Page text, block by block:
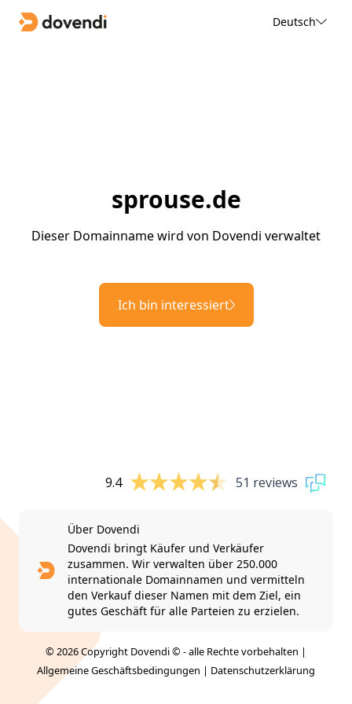
Deutsch
sprouse.de
Dieser Domainname wird von Dovendi verwaltet
Ich bin interessiert
9.4 51 reviews
Über Dovendi
Dovendi bringt Käufer und Verkäufer
zusammen. Wir verwalten über 250.000
internationale Domainnamen und vermitteln
den Verkauf dieser Namen mit dem Ziel, ein
gutes Geschäft für alle Parteien zu erzielen.
© 2026 Copyright Dovendi © - alle Rechte vorbehalten |
Allgemeine Geschäftsbedingungen | Datenschutzerklärung